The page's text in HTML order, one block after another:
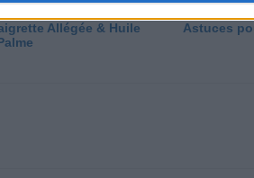
Allégée & Huile
Panga,
Astuces